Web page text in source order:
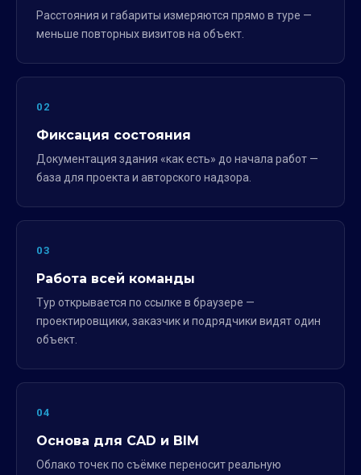
Расстояния и габариты измеряются прямо в туре —
меньше повторных визитов на объект.
02
Фиксация состояния
Документация здания «как есть» до начала работ —
база для проекта и авторского надзора.
03
Работа всей команды
Тур открывается по ссылке в браузере —
проектировщики, заказчик и подрядчики видят один
объект.
04
Основа для CAD и BIM
Облако точек по съёмке переносит реальную